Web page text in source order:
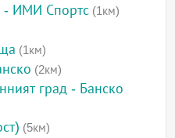
- ИМИ Спортс (1км)
(1км)
(2км)
град - Банско
(5км)